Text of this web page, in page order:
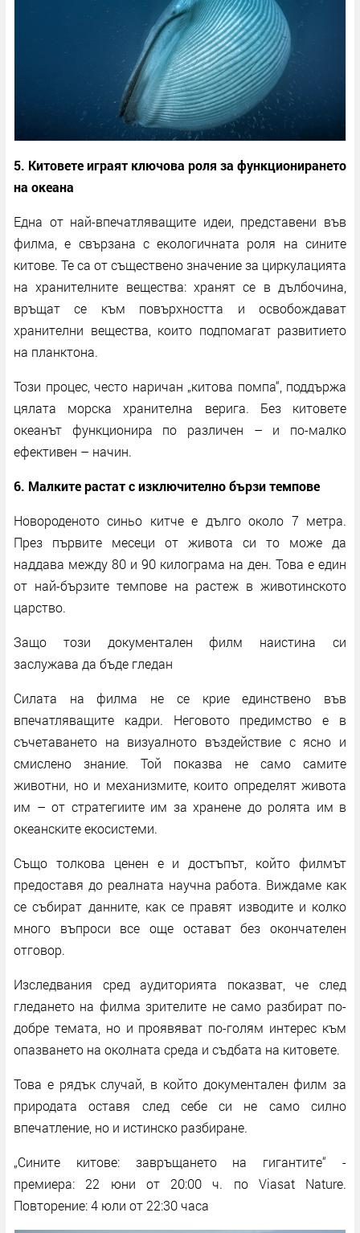
5. Китовете играят ключова роля за функционирането
на океана
Една от най-впечатляващите идеи, представени във
филма, е свързана с екологичната роля на сините
китове. Те са от съществено значение за циркулацията
на хранителните вещества: хранят се в дълбочина,
връщат се към повърхността и освобождават
хранителни вещества, които подпомагат развитието
на планктона.
Този процес, често наричан „китова помпа“, поддържа
цялата морска хранителна верига. Без китовете
океанът функционира по различен – и по-малко
ефективен – начин.
6. Малките растат с изключително бързи темпове
Новороденото синьо китче е дълго около 7 метра.
През първите месеци от живота си то може да
наддава между 80 и 90 килограма на ден. Това е един
от най-бързите темпове на растеж в животинското
царство.
Защо този документален филм наистина си
заслужава да бъде гледан
Силата на филма не се крие единствено във
впечатляващите кадри. Неговото предимство е в
съчетаването на визуалното въздействие с ясно и
смислено знание. Той показва не само самите
животни, но и механизмите, които определят живота
им – от стратегиите им за хранене до ролята им в
океанските екосистеми.
Също толкова ценен е и достъпът, който филмът
предоставя до реалната научна работа. Виждаме как
се събират данните, как се правят изводите и колко
много въпроси все още остават без окончателен
отговор.
Изследвания сред аудиторията показват, че след
гледането на филма зрителите не само разбират по-
добре темата, но и проявяват по-голям интерес към
опазването на околната среда и съдбата на китовете.
Това е рядък случай, в който документален филм за
природата оставя след себе си не само силно
впечатление, но и истинско разбиране.
„Сините китове: завръщането на гигантите“ -
премиера: 22 юни от 20:00 ч. по Viasat Nature.
Повторение: 4 юли от 22:30 часа